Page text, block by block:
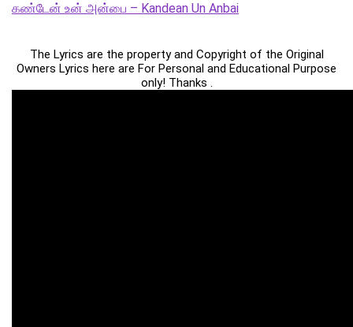
கண்டேன் உன் அன்பை – Kandean Un Anbai
The Lyrics are the property and Copyright of the Original
Owners Lyrics here are For Personal and Educational Purpose
only! Thanks .